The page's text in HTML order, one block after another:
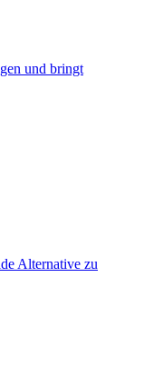
und bringt
Alternative zu